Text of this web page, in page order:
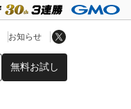
無料お試し
お知らせ